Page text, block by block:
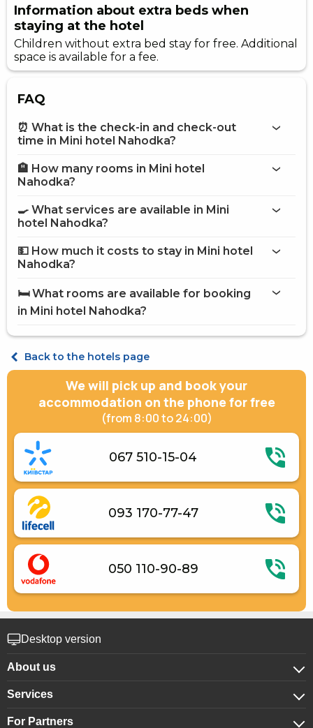
Information about extra beds when
staying at the hotel
Children without extra bed stay for free. Additional
space is available for a fee.
FAQ
⏰ What is the check-in and check-out
time in Mini hotel Nahodka?
More information about Mini hotel Nahodka
🏨 How many rooms in Mini hotel
Nahodka?
🍳 What services are available in Mini
hotel Nahodka?
Bar
Parking
Restaurant
Room service
Food and beverage delivery to the room
Secured parking
Electric generator
💵 How much it costs to stay in Mini hotel
Nahodka?
🛏️ What rooms are available for booking
in Mini hotel Nahodka?
Standard Double Twin +1
Back to the hotels page
We will pick up and book your
accommodation on the phone for free
(from 8:00 to 24:00)
067 510-15-04
093 170-77-47
050 110-90-89
Desktop version
About us
About company
Confidentiality
Services
For corporate clients
For Partners